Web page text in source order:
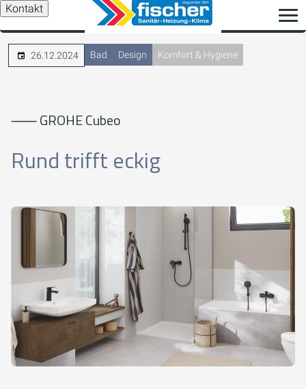
Kontakt
26.12.2024 Bad Design Komfort & Hygiene
⸺ GROHE Cubeo
Rund trifft eckig